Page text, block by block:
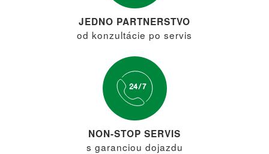
JEDNO PARTNERSTVO
od konzultácie po servis
NON-STOP SERVIS
s garanciou dojazdu